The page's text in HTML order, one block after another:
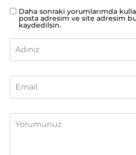
Daha sonraki yorumlarımda
posta adresim ve site adresim bu
kaydedilsin.